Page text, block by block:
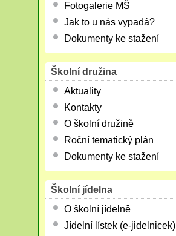
Fotogalerie MŠ
Jak to u nás vypadá?
Dokumenty ke stažení
Školní družina
Aktuality
Kontakty
O školní družině
Roční tematický plán
Dokumenty ke stažení
Školní jídelna
O školní jídelně
Jídelní lístek (e-jidelnicek)